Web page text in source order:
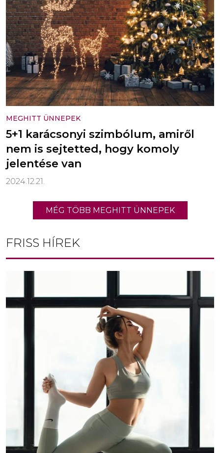
MEGHITT ÜNNEPEK
5+1 karácsonyi szimbólum, amiről
nem is sejtetted, hogy komoly
jelentése van
2024.12.21.
MÉG TÖBB MEGHITT ÜNNEPEK
FRISS HÍREK